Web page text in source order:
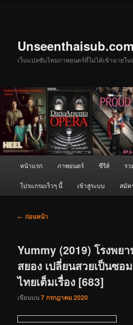
Unseenthaisub.com
เว็บแปลซับไทยภาพยนตร์ที่ไม่ได้เข้าฉายใน
หน้าแรก ภาพยนตร์ ซีรีส์ ร
โปรแกรมเร็วๆ นี้ เข้าสู่ระบบ สมัค
เมนู
← ก่อนหน้า
Yummy (2019) โรงพย
สยอง เปลี่ยนสวยเป็นซอ
ไทยเต็มเรื่อง [683]
เขียนบน7 กรกฎาคม 2020